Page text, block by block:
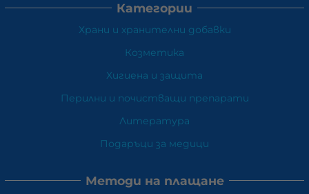
Категории
Храни и хранителни добавки
Козметика
Хигиена и защита
Перилни и почистващи препарати
Литература
Подаръци за медици
Методи на плащане